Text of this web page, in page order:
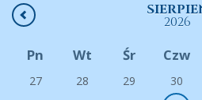
2026
Pn Wt Śr Czw
27 28 29 30